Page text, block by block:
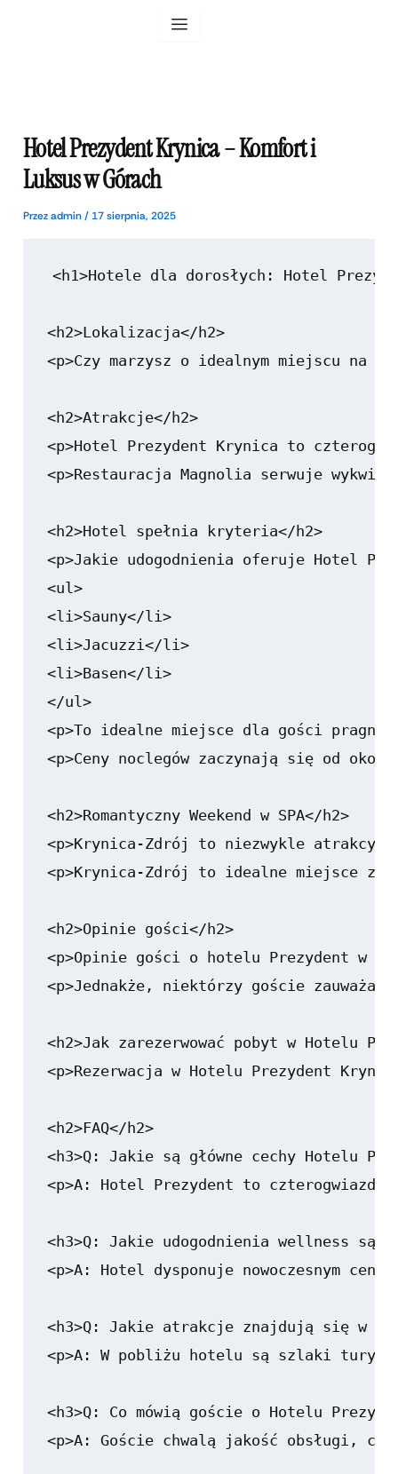
Hotel Prezydent Krynica – Komfort i
Luksus w Górach
Przezadmin/ 17 sierpnia, 2025
<h1>Hotele dla dorosłych: Hotel
<h2>Lokalizacja</h2>
<p>Czy marzysz o idealnym miejscu
<h2>Atrakcje</h2>
<p>Hotel Prezydent Krynica to
<p>Restauracja Magnolia serwuje
<h2>Hotel spełnia kryteria</h2>
<p>Jakie udogodnienia oferuje Hotel
<ul>
<li>Sauny</li>
<li>Jacuzzi</li>
<li>Basen</li>
</ul>
<p>To idealne miejsce dla gości
<p>Ceny noclegów zaczynają się od
<h2>Romantyczny Weekend w SPA</h2>
<p>Krynica-Zdrój to niezwykle
<p>Krynica-Zdrój to idealne miejsce
<h2>Opinie gości</h2>
<p>Opinie gości o hotelu Prezydent w
<p>Jednakże, niektórzy goście
<h2>Jak zarezerwować pobyt w Hotelu
<p>Rezerwacja w Hotelu Prezydent
<h2>FAQ</h2>
<h3>Q: Jakie są główne cechy Hotelu
<p>A: Hotel Prezydent to
<h3>Q: Jakie udogodnienia wellness są
<p>A: Hotel dysponuje nowoczesnym
<h3>Q: Jakie atrakcje znajdują się w
<p>A: W pobliżu hotelu są szlaki
<h3>Q: Co mówią goście o Hotelu
<p>A: Goście chwalą jakość obsługi,